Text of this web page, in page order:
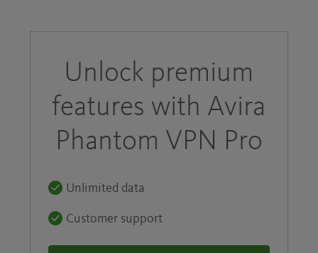
Unlock premium
features with Avira
Phantom VPN Pro
Unlimited data
Customer support